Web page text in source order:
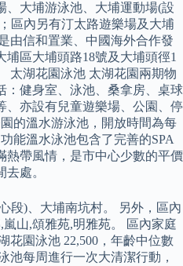
、大埔游泳池、大埔運動場(設
區內另有汀太路遊樂場及大埔
由信和置業、中國海外合作發
區大埔頭路18號及大埔頭徑1
太湖花園泳池 太湖花園兩期物
：健身室、泳池、桑拿房、桌球
、亦設有兒童遊樂場、公園、停
的溫水游泳池，開放時間為每
能溫水泳池包含了完善的SPA
熱帶風情，是市中心少數的平價
處。
段)、大埔南坑村。 另外，區內
山,頌雅苑,明雅苑。 區內家庭
花園泳池 22,500，年齡中位數
池每周進行一次大清潔行動，